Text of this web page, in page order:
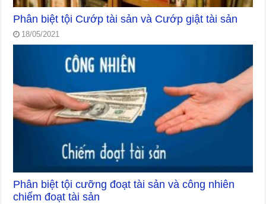
Phân biệt tội Cướp tài sản và Cướp giật tài sản
18/05/2021
Phân biệt tội cưỡng đoạt tài sản và công nhiên
chiếm đoạt tài sản